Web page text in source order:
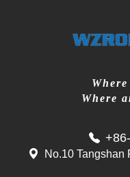
Where
No.10 Tangshan